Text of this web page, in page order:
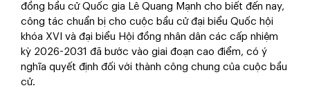
đồng bầu cử Quốc gia Lê Quang Mạnh cho biết đến nay,
công tác chuẩn bị cho cuộc bầu cử đại biểu Quốc hội
khóa XVI và đại biểu Hội đồng nhân dân các cấp nhiệm
kỳ 2026-2031 đã bước vào giai đoạn cao điểm, có ý
nghĩa quyết định đối với thành công chung của cuộc bầu
cử.